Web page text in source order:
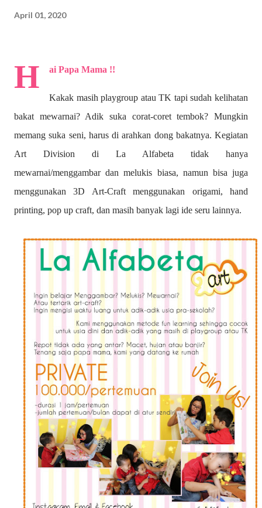
April 01, 2020
H ai Papa Mama !!
Kakak masih playgroup atau TK tapi sudah kelihatan
bakat mewarnai? Adik suka corat-coret tembok? Mungkin
memang suka seni, harus di arahkan dong bakatnya. Kegiatan
Art Division di La Alfabeta tidak hanya
mewarnai/menggambar dan melukis biasa, namun bisa juga
menggunakan 3D Art-Craft menggunakan origami, hand
printing, pop up craft, dan masih banyak lagi ide seru lainnya.